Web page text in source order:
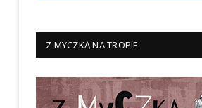
Z MYCZKĄ NA TROPIE